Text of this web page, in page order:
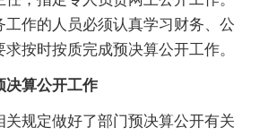
工作的人员必须认真学习财务、公
按时按质完成预决算公开工作。
算公开工作
规定做好了部门预决算公开有关